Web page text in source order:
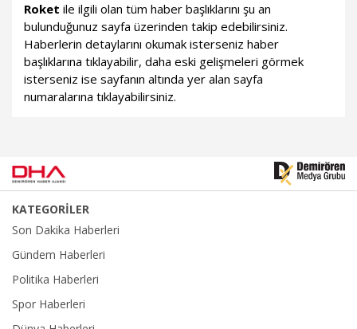
Roket ile ilgili olan tüm haber başlıklarını şu an
bulunduğunuz sayfa üzerinden takip edebilirsiniz.
Haberlerin detaylarını okumak isterseniz haber
başlıklarına tıklayabilir, daha eski gelişmeleri görmek
isterseniz ise sayfanın altında yer alan sayfa
numaralarına tıklayabilirsiniz.
KATEGORİLER
Son Dakika Haberleri
Gündem Haberleri
Politika Haberleri
Spor Haberleri